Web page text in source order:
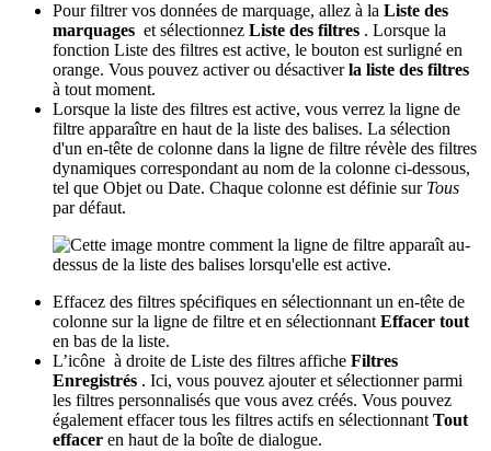
Pour filtrer vos données de marquage, allez à la Liste des
marquages et sélectionnez Liste des filtres . Lorsque la
fonction Liste des filtres est active, le bouton est surligné en
orange. Vous pouvez activer ou désactiverla liste des filtres
à tout moment.
Lorsque la liste des filtres est active, vous verrez la ligne de
filtre apparaître en haut de la liste des balises. La sélection
d'un en-tête de colonne dans la ligne de filtre révèle des filtres
dynamiques correspondant au nom de la colonne ci-dessous,
tel que Objet ou Date. Chaque colonne est définie sur Tous
par défaut.
Effacez des filtres spécifiques en sélectionnant un en-tête de
colonne sur la ligne de filtre et en sélectionnant Effacer tout
en bas de la liste.
L’icône à droite de Liste des filtres affiche Filtres
Enregistrés . Ici, vous pouvez ajouter et sélectionner parmi
les filtres personnalisés que vous avez créés. Vous pouvez
également effacer tous les filtres actifs en sélectionnant Tout
effacer en haut de la boîte de dialogue.